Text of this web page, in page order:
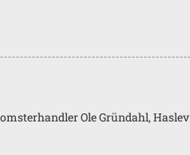
Ole Gründahl, Haslev